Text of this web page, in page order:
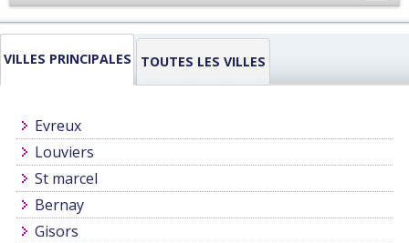
CARTE DE FRANCE
INFORMATIONS
VILLES PRINCIPALES TOUTES LES VILLES
Evreux
Louviers
St marcel
Bernay
Gisors